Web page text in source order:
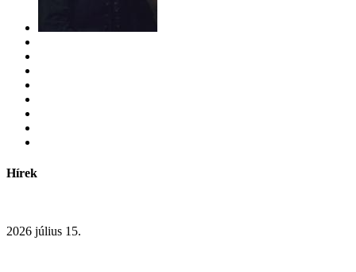
Hírek
2026 július 15.